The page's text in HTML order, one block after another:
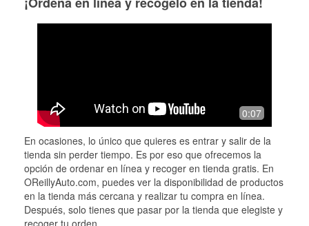
0:07
En ocasiones, lo único que quieres es entrar y salir de la
tienda sin perder tiempo. Es por eso que ofrecemos la
opción de ordenar en línea y recoger en tienda gratis. En
OReillyAuto.com, puedes ver la disponibilidad de productos
en la tienda más cercana y realizar tu compra en línea.
Después, solo tienes que pasar por la tienda que elegiste y
recoger tu orden.